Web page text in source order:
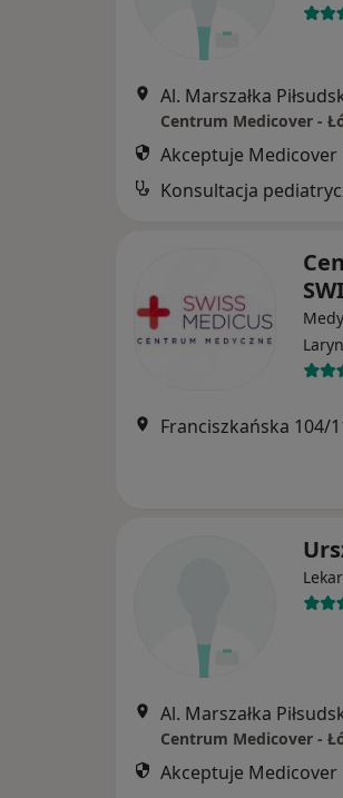
Al. Marszałka
Centrum Medicover -
Akceptuje Medicover
Konsultacja
Franciszkańska 104/
Al. Marszałka
Centrum Medicover -
Akceptuje Medicover